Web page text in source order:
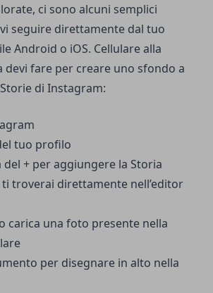
ci sono alcuni semplici
seguire direttamente dal tuo
Android o iOS. Cellulare alla
devi fare per creare uno sfondo a
di Instagram:
tuo profilo
del + per aggiungere la Storia
troverai direttamente nell’editor
carica una foto presente nella
per disegnare in alto nella